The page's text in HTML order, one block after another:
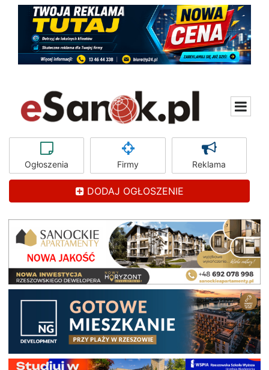
Ogłoszenia Firmy Reklama
DODAJ OGŁOSZENIE